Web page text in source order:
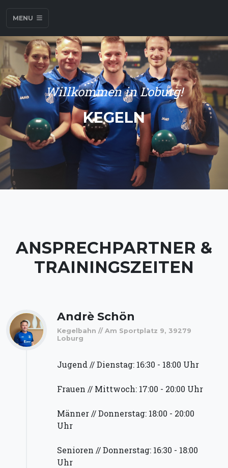
MENU
Willkommen in Loburg!
KEGELN
ANSPRECHPARTNER &
TRAININGSZEITEN
Andrè Schön
Kegelbahn // Am Sportplatz 9, 39279
Loburg
Jugend // Dienstag: 16:30 - 18:00 Uhr
Frauen // Mittwoch: 17:00 - 20:00 Uhr
Männer // Donnerstag: 18:00 - 20:00
Uhr
Senioren // Donnerstag: 16:30 - 18:00
Uhr